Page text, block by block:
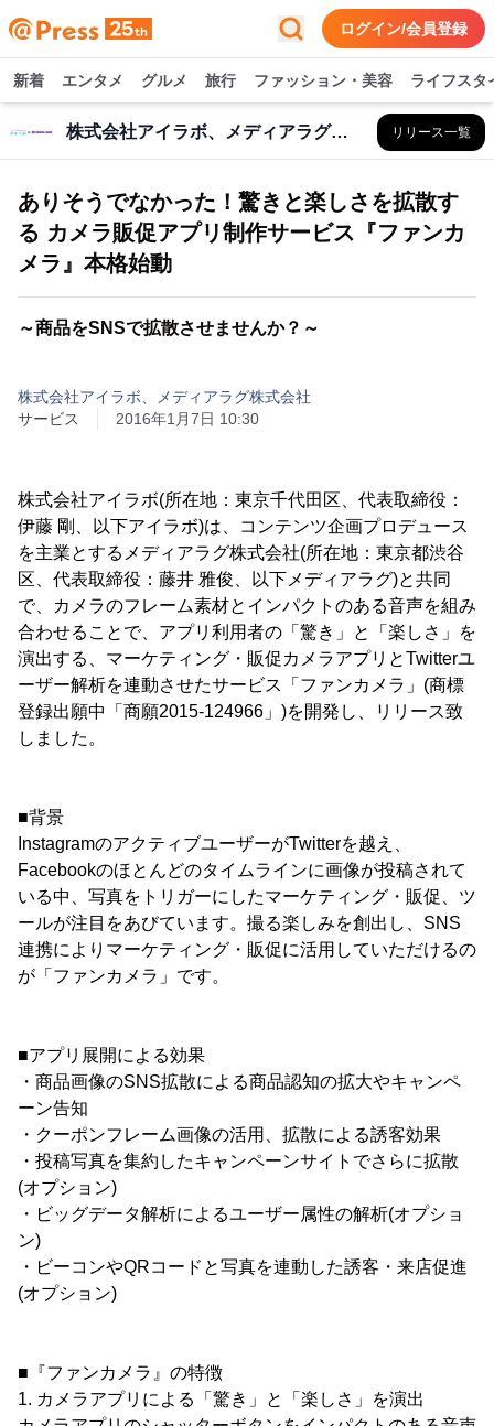
ログイン/会員登録
新着 エンタメ グルメ 旅行 ファッション・美容 ライフスタ
株式会社アイラボ、メディアラグ株式会社 リリース一覧
ありそうでなかった！驚きと楽しさを拡散す
る カメラ販促アプリ制作サービス『ファンカ
メラ』本格始動
～商品をSNSで拡散させませんか？～
株式会社アイラボ、メディアラグ株式会社
サービス
2016年1月7日 10:30
株式会社アイラボ(所在地：東京千代田区、代表取締役：
伊藤 剛、以下アイラボ)は、コンテンツ企画プロデュース
を主業とするメディアラグ株式会社(所在地：東京都渋谷
区、代表取締役：藤井 雅俊、以下メディアラグ)と共同
で、カメラのフレーム素材とインパクトのある音声を組み
合わせることで、アプリ利用者の「驚き」と「楽しさ」を
演出する、マーケティング・販促カメラアプリとTwitterユ
ーザー解析を連動させたサービス「ファンカメラ」(商標
登録出願中「商願2015-124966」)を開発し、リリース致
しました。
■背景
InstagramのアクティブユーザーがTwitterを越え、
Facebookのほとんどのタイムラインに画像が投稿されて
いる中、写真をトリガーにしたマーケティング・販促、ツ
ールが注目をあびています。撮る楽しみを創出し、SNS
連携によりマーケティング・販促に活用していただけるの
が「ファンカメラ」です。
■アプリ展開による効果
・商品画像のSNS拡散による商品認知の拡大やキャンペ
ーン告知
・クーポンフレーム画像の活用、拡散による誘客効果
・投稿写真を集約したキャンペーンサイトでさらに拡散
(オプション)
・ビッグデータ解析によるユーザー属性の解析(オプショ
ン)
・ビーコンやQRコードと写真を連動した誘客・来店促進
(オプション)
■『ファンカメラ』の特徴
1. カメラアプリによる「驚き」と「楽しさ」を演出